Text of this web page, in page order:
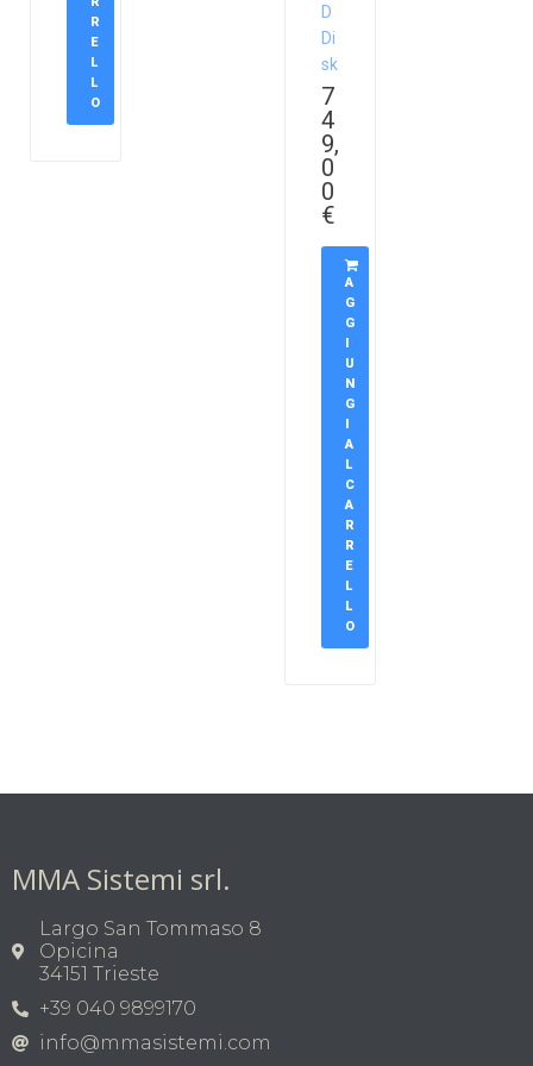
R
E
L
L
O
D
Di
sk
7
4
9,
0
0
€
A
G
G
U
N
G
A
L
C
A
R
R
E
L
L
O
MMA Sistemi srl.
Largo San Tommaso 8
Opicina
34151 Trieste
+39 040 9899170
info@mmasistemi.com